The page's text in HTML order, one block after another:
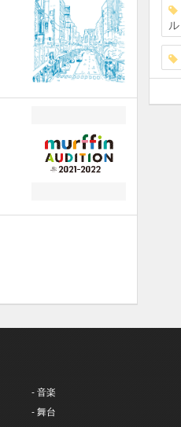
ル
- 音楽
- 舞台